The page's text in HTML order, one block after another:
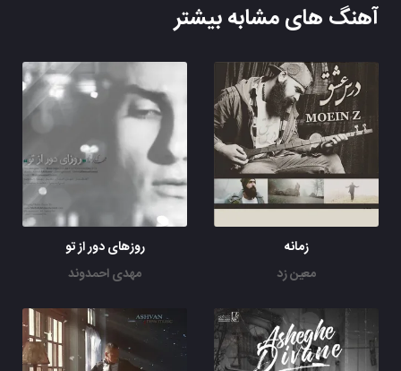
آهنگ های مشابه بیشتر
زمانه
معین زد
روزهای دور از تو
مهدی احمدوند